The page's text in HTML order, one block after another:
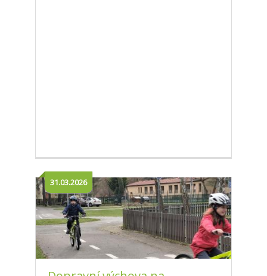
31.03.2026